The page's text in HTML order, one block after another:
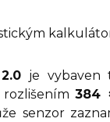
je vybaven
rozlišením384
senzor